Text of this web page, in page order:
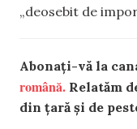
„deosebit de
Abonați-vă la
română. Relatăm
din țară și de